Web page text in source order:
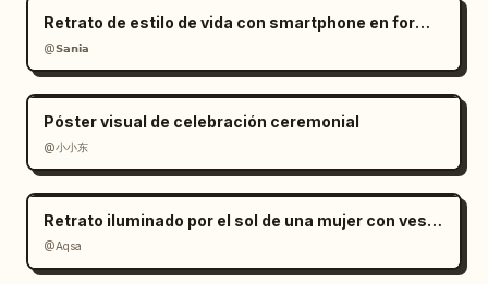
Retrato de estilo de vida con smartphone en formato RAW
@𝗦𝗮𝗻𝗶𝗮
Póster visual de celebración ceremonial
@小小东
Retrato iluminado por el sol de una mujer con vestido de satén rojo
@Aqsa